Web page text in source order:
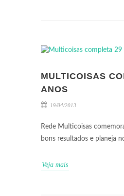
MULTICOISAS
ANOS
19/04/2013
Rede Multicoisas
bons resultados e planeja
Veja mais